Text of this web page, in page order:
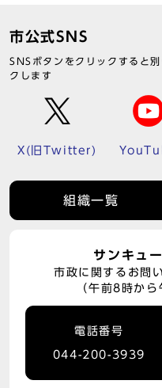
市公式SNS
SNSボタンをクリックすると
クします
X(旧Twitter)
組織一覧
サンキュ
市政に関するお問
（午前8時か
電話番号
044-200-3939